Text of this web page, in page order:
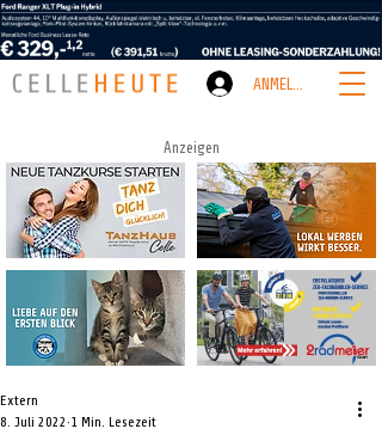
ANMELDEN
Anzeigen
Extern
8. Juli 2022 1 Min. Lesezeit